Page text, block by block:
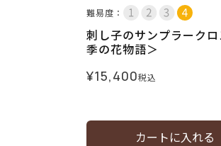
難易度：
刺し子のサンプラーク
季の花物語＞
¥15,400税込
カートに入れる